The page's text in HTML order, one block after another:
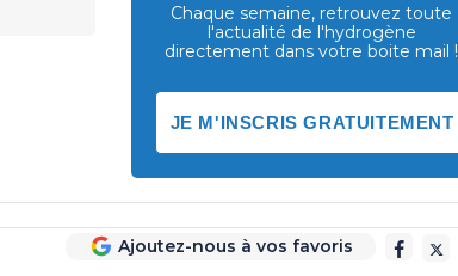
Chaque semaine, retrouvez toute
l'actualité de l'hydrogène
directement dans votre boite mail !
JE M'INSCRIS GRATUITEMENT
Ajoutez-nous à vos favoris